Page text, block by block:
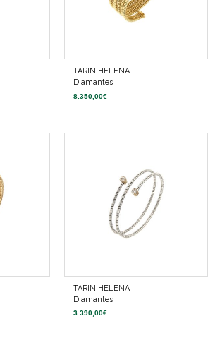
TARIN HELENA
Diamantes
8.350,00€
TARIN HELENA
Diamantes
3.390,00€